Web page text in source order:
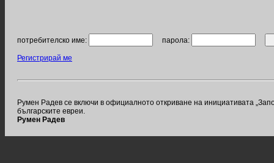
потребителско име: парола:
Регистрирай ме
Румен Радев се включи в официалното откриване на инициативата
българските евреи.
Румен Радев